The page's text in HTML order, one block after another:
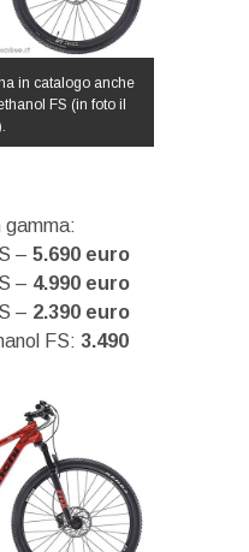
in catalogo anche
FS (in foto il
gamma:
– 5.690 euro
– 4.990 euro
– 2.390 euro
FS: 3.490